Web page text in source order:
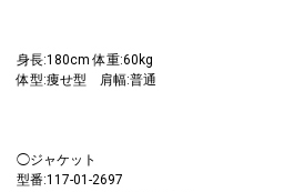
身長:180cm 体重:60kg
体型:痩せ型 肩幅:普通
◯ジャケット
型番:117-01-2697